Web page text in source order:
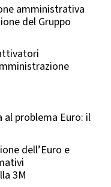
amministrativa
del Gruppo
al problema Euro: il
dell’Euro e
3M